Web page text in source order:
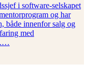
i software-selskapet
og har
både innenfor salg og
med